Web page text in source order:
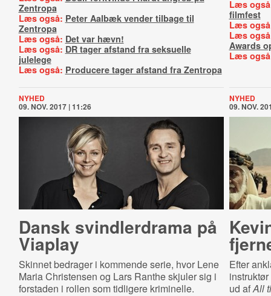
Zentropa
Læs også: Peter Aalbæk vender tilbage til
Zentropa
Læs også: Det var hævn!
Læs også: DR tager afstand fra seksuelle
julelege
Læs også: Producere tager afstand fra Zentropa
Læs
filmfest
Læs
Læs
Awards
Læs
NYHED
09. NOV. 2017 | 11:26
Dansk svindlerdrama på
Viaplay
Skinnet bedrager i kommende serie, hvor Lene
Maria Christensen og Lars Ranthe skjuler sig i
forstaden i rollen som tidligere kriminelle.
NYHED
09. NOV.
Efter
ud afAll